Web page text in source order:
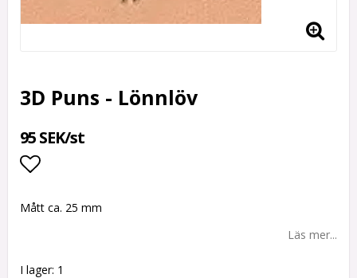
3D Puns - Lönnlöv
95 SEK/st
Lägg till i favoritlistan
Mått ca. 25 mm
Läs mer...
I lager: 1